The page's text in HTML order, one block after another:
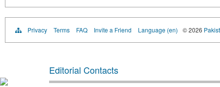
Privacy Terms FAQ Invite a Friend Language (en) © 2026
Editorial Contacts